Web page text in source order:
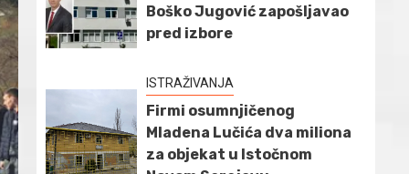
Boško Jugović zapošljavao
pred izbore
ISTRAŽIVANJA
Firmi osumnjičenog
Mladena Lučića dva miliona
za objekat u Istočnom